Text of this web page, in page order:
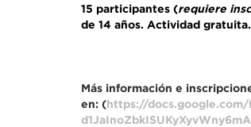
15 participantes (requiere
de 14 años. Actividad gratuita.
Más información e
en: (https://